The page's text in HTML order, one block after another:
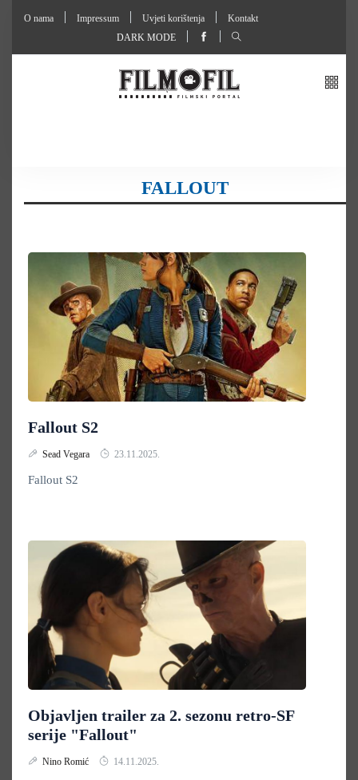
O nama Impressum Uvjeti korištenja
Kontakt
DARK MODE
FALLOUT
Fallout S2
Sead Vegara 23.11.2025.
Fallout S2
Objavljen trailer za 2. sezonu retro-SF
serije "Fallout"
Nino Romić 14.11.2025.